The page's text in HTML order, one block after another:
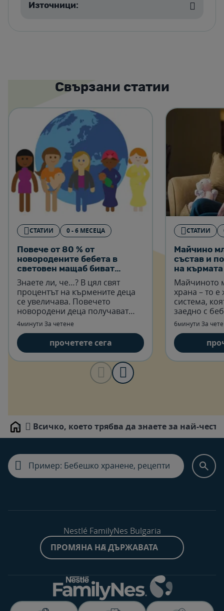
Източници:
Свързани статии
СТАТИИ 0 - 6 МЕСЕЦА
Повече от 80 % от
новородените бебета в
световен мащаб биват
кърмени през първия месец!
Знаете ли, че…? В цял свят
процентът на кърмените деца
се увеличава. Повечето
новородени деца получават
майчино мляко през своя
първи месец – най-добрият
хранителен старт в живота.
4минути За четене
прочетете сега
СТАТИИ
Майчино
състав и
на кърмата
Майчиното
храна – то е
система,
заедно с
6минути За
Home Всичко, което трябва да знаете за най-
Nestlé FamilyNes Bulgaria
ПРОМЯНА НА ДЪРЖАВАТА